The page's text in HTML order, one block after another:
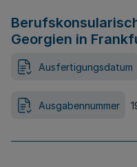
Georgien in
Ausfertigungsdatum
Ausgabennummer